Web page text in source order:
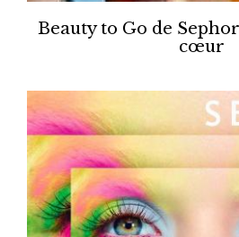
Beauty to Go de
cœur